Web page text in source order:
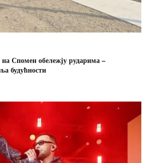
Спомен обележју рударима –
будућности